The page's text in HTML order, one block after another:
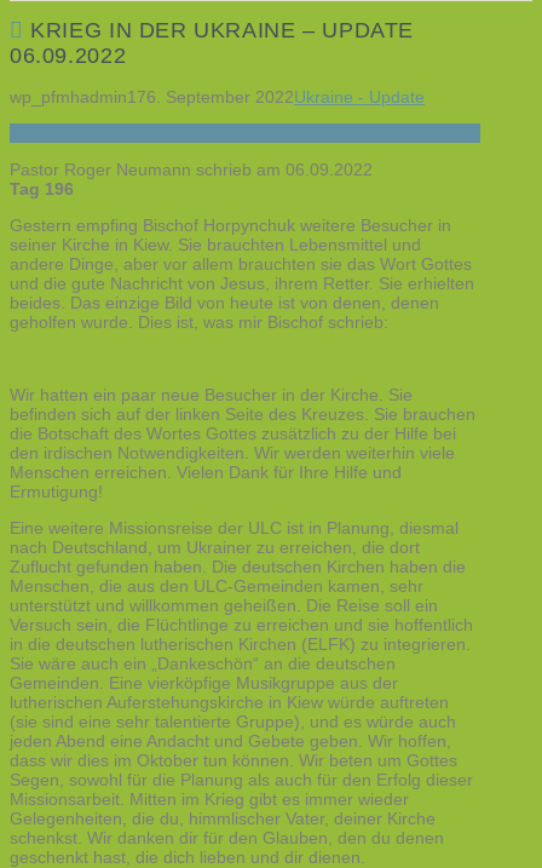
KRIEG IN DER UKRAINE – UPDATE
06.09.2022
wp_pfmhadmin176. September 2022Ukraine - Update
Pastor Roger Neumann schrieb am 06.09.2022
Tag 196
Gestern empfing Bischof Horpynchuk weitere Besucher in
seiner Kirche in Kiew. Sie brauchten Lebensmittel und
andere Dinge, aber vor allem brauchten sie das Wort Gottes
und die gute Nachricht von Jesus, ihrem Retter. Sie erhielten
beides. Das einzige Bild von heute ist von denen, denen
geholfen wurde. Dies ist, was mir Bischof schrieb:
Wir hatten ein paar neue Besucher in der Kirche. Sie
befinden sich auf der linken Seite des Kreuzes. Sie brauchen
die Botschaft des Wortes Gottes zusätzlich zu der Hilfe bei
den irdischen Notwendigkeiten. Wir werden weiterhin viele
Menschen erreichen. Vielen Dank für Ihre Hilfe und
Ermutigung!
Eine weitere Missionsreise der ULC ist in Planung, diesmal
nach Deutschland, um Ukrainer zu erreichen, die dort
Zuflucht gefunden haben. Die deutschen Kirchen haben die
Menschen, die aus den ULC-Gemeinden kamen, sehr
unterstützt und willkommen geheißen. Die Reise soll ein
Versuch sein, die Flüchtlinge zu erreichen und sie hoffentlich
in die deutschen lutherischen Kirchen (ELFK) zu integrieren.
Sie wäre auch ein „Dankeschön“ an die deutschen
Gemeinden. Eine vierköpfige Musikgruppe aus der
lutherischen Auferstehungskirche in Kiew würde auftreten
(sie sind eine sehr talentierte Gruppe), und es würde auch
jeden Abend eine Andacht und Gebete geben. Wir hoffen,
dass wir dies im Oktober tun können. Wir beten um Gottes
Segen, sowohl für die Planung als auch für den Erfolg dieser
Missionsarbeit. Mitten im Krieg gibt es immer wieder
Gelegenheiten, die du, himmlischer Vater, deiner Kirche
schenkst. Wir danken dir für den Glauben, den du denen
geschenkt hast, die dich lieben und dir dienen.